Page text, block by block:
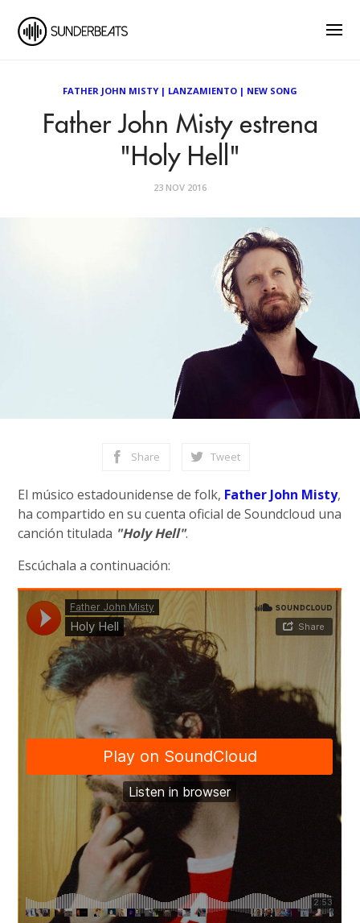
FATHER JOHN MISTY| LANZAMIENTO | NEW SONG
Father John Misty estrena
"Holy Hell"
23 NOV 2016
Share Tweet
El músico estadounidense de folk, Father John Misty,
ha compartido en su cuenta oficial de Soundcloud una
canción titulada "Holy Hell".
Escúchala a continuación: